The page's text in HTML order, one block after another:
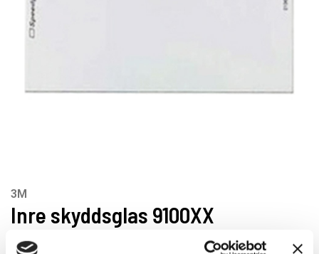
3M
Inre skyddsglas 9100XX